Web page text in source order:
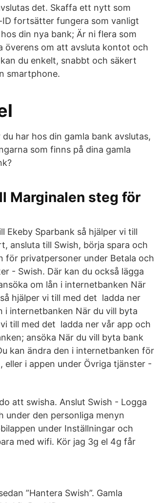
det. Skaffa ett nytt som
fortsätter fungera som vanligt
din nya bank; Är ni flera som
överens om att avsluta kontot och
du enkelt, snabbt och säkert
smartphone.
har hos din gamla bank avslutas,
som finns på dina gamla
Marginalen steg för
Ekeby Sparbank så hjälper vi till
ansluta till Swish, börja spara och
för privatpersoner under Betala och
- Swish. Där kan du också lägga
om lån i internetbanken När
hjälper vi till med det ladda ner
i internetbanken När du vill byta
till med det ladda ner vår app och
ansöka När du vill byta bank
kan ändra den i internetbanken för
i appen under Övriga tjänster -
att swisha. Anslut Swish - Logga
under den personliga menyn
under Inställningar och
med wifi. Kör jag 3g el 4g får
”Hantera Swish”. Gamla